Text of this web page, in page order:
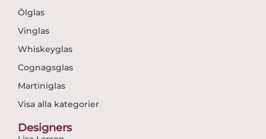
Ölglas
Vinglas
Whiskeyglas
Cognagsglas
Martiniglas
Visa alla kategorier
Designers